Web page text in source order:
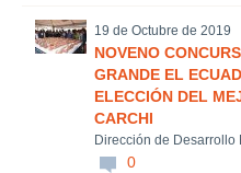
19 de Octubre de 2019
NOVENO
GRANDE EL
ELECCIÓN DEL
CARCHI
Dirección de Desarrollo
0